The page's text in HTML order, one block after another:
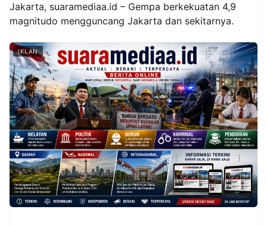
Jakarta, suaramediaa.id – Gempa berkekuatan 4,9
magnitudo mengguncang Jakarta dan sekitarnya.
IKLAN